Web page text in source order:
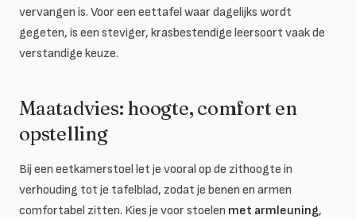
vervangen is. Voor een eettafel waar dagelijks wordt
gegeten, is een steviger, krasbestendige leersoort vaak de
verstandige keuze.
Maatadvies: hoogte, comfort en
opstelling
Bij een eetkamerstoel let je vooral op de zithoogte in
verhouding tot je tafelblad, zodat je benen en armen
comfortabel zitten. Kies je voor stoelen met armleuning,